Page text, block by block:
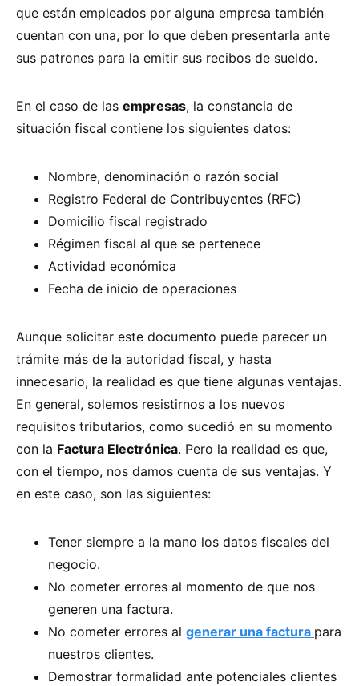
que están empleados por alguna empresa también
cuentan con una, por lo que deben presentarla ante
sus patrones para la emitir sus recibos de sueldo.
En el caso de las empresas, la constancia de
situación fiscal contiene los siguientes datos:
Nombre, denominación o razón social
Registro Federal de Contribuyentes (RFC)
Domicilio fiscal registrado
Régimen fiscal al que se pertenece
Actividad económica
Fecha de inicio de operaciones
Aunque solicitar este documento puede parecer un
trámite más de la autoridad fiscal, y hasta
innecesario, la realidad es que tiene algunas ventajas.
En general, solemos resistirnos a los nuevos
requisitos tributarios, como sucedió en su momento
con la Factura Electrónica. Pero la realidad es que,
con el tiempo, nos damos cuenta de sus ventajas. Y
en este caso, son las siguientes:
Tener siempre a la mano los datos fiscales del
negocio.
No cometer errores al momento de que nos
generen una factura.
No cometer errores al generar una factura para
nuestros clientes.
Demostrar formalidad ante potenciales clientes